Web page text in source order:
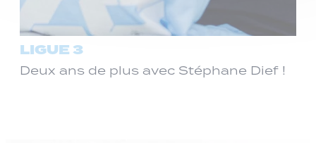
LIGUE 3
Deux ans de plus avec Stéphane Dief !